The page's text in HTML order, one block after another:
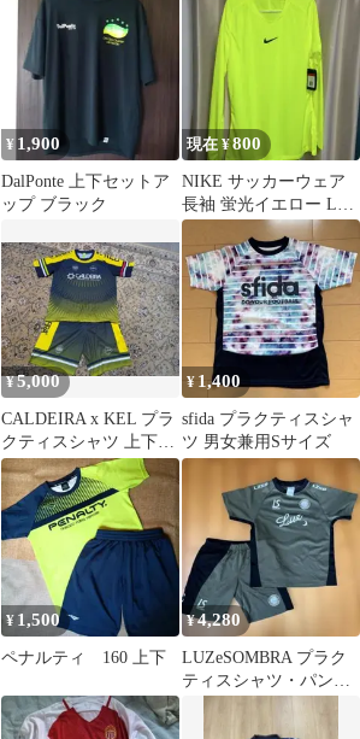
¥ 1,900
DalPonte 上下セットア
ップ ブラック
現在 ¥800
NIKE サッカーウェア
長袖 蛍光イエロー Lサ
イズ
¥5,000
CALDEIRA x KEL プラ
クティスシャツ 上下セ
ット
¥ 1,400
sfida プラクティスシャ
ツ 男女兼用Sサイズ
¥ 1,500
ペナルティ 160 上下
¥4,280
LUZeSOMBRA プラク
ティスシャツ・パンツ
上下セット カーキ